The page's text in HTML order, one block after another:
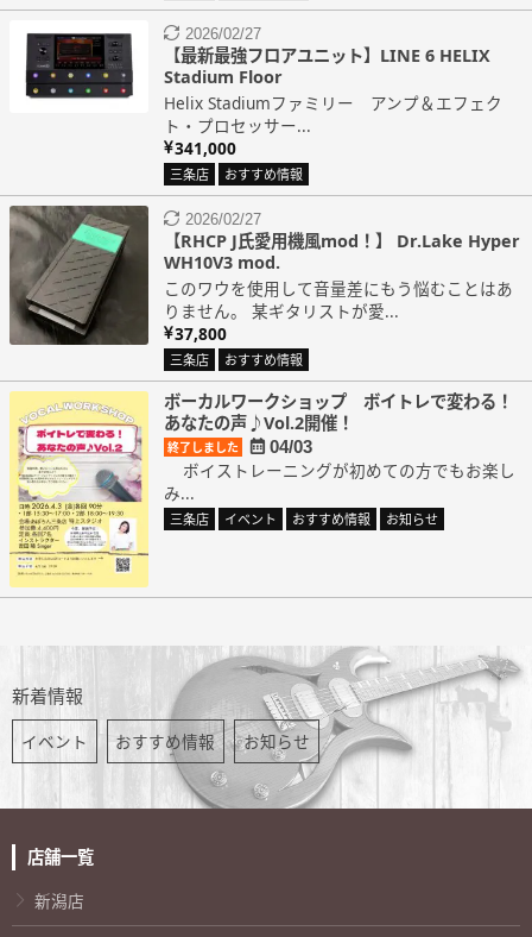
2026/02/27
【最新最強フロアユニット】LINE 6 HELIX
Stadium Floor
Helix Stadiumファミリー アンプ＆エフェク
ト・プロセッサー...
341,000
三条店 おすすめ情報
2026/02/27
【RHCP J氏愛用機風mod！】 Dr.Lake Hyper
WH10V3 mod.
このワウを使用して音量差にもう悩むことはあ
りません。 某ギタリストが愛...
37,800
三条店 おすすめ情報
ボーカルワークショップ ボイトレで変わる！
あなたの声♪Vol.2開催！
終了しました 04/03
ボイストレーニングが初めての方でもお楽し
み...
三条店 イベント おすすめ情報 お知らせ
新着情報
イベント おすすめ情報 お知らせ
店舗一覧
新潟店